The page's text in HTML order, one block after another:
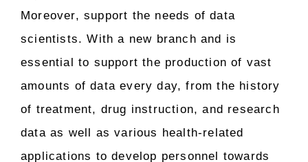
Moreover, support the needs of data
scientists. With a new branch and is
essential to support the production of vast
amounts of data every day, from the history
of treatment, drug instruction, and research
data as well as various health-related
applications to develop personnel towards